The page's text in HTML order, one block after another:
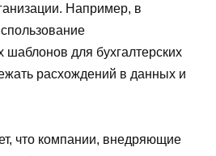
Например, в
шаблонов для бухгалтерских
расхождений в данных и
что компании, внедряющие